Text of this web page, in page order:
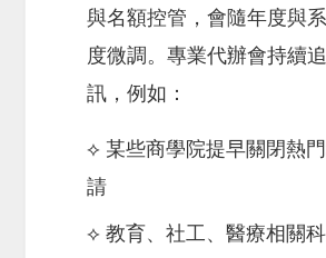
與名額控管，會隨年度與
度微調。專業代辦會持續
訊，例如：
⟡ 某些商學院提早關閉熱
請
⟡ 教育、社工、醫療相關